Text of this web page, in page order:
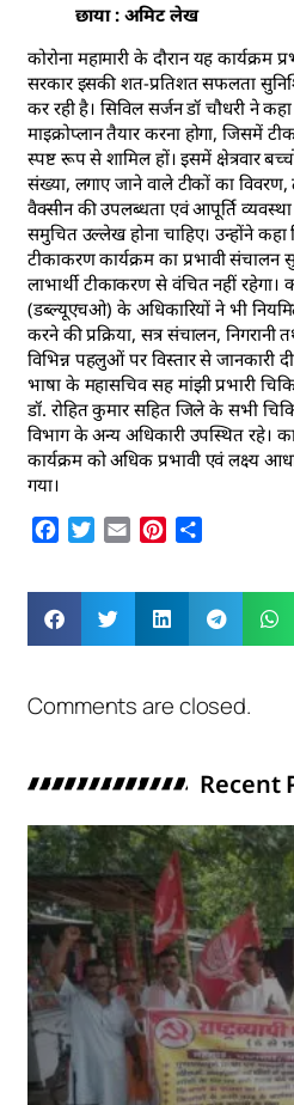
छाया : अमिट लेख
कोरोना महामारी के दौरान यह
सरकार इसकी शत-प्रतिशत सफलता
कर रही है। सिविल सर्जन डॉ चौधरी ने
माइक्रोप्लान तैयार करना होगा, जिसमें
स्पष्ट रूप से शामिल हों। इसमें क्षेत्रवार
संख्या, लगाए जाने वाले टीकों का
वैक्सीन की उपलब्धता एवं आपूर्ति
समुचित उल्लेख होना चाहिए। उन्होंने कहा
टीकाकरण कार्यक्रम का प्रभावी संचालन
लाभार्थी टीकाकरण से वंचित नहीं रहेगा।
(डब्ल्यूएचओ) के अधिकारियों ने भी
करने की प्रक्रिया, सत्र संचालन,
विभिन्न पहलुओं पर विस्तार से जानकारी
भाषा के महासचिव सह मांझी प्रभारी
डॉ. रोहित कुमार सहित जिले के सभी
विभाग के अन्य अधिकारी उपस्थित रहे।
कार्यक्रम को अधिक प्रभावी एवं लक्ष्य
गया।
Facebook
Twitter
Email Pinterest
Comments are closed.
Recent